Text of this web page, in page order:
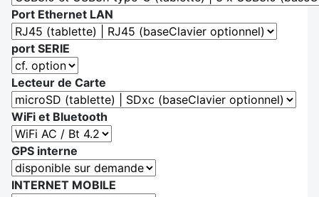
Port Ethernet LAN
port SERIE
Lecteur de Carte
WiFi et Bluetooth
GPS interne
INTERNET MOBILE